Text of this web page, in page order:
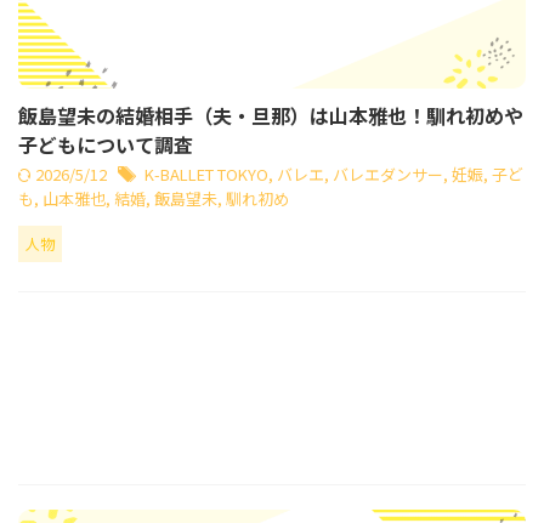
飯島望未の結婚相手（夫・旦那）は山本雅也！馴れ初めや
子どもについて調査
2026/5/12 K-BALLET TOKYO, バレエ, バレエダンサー, 妊娠, 子ど
も, 山本雅也, 結婚, 飯島望未, 馴れ初め
人物